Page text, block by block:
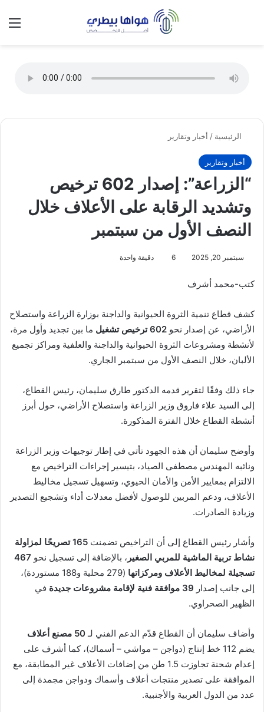
الوضع
الرئيسية / أخبار وتقارير
أخبار وتقارير
“الزراعة”: إصدار 602 ترخيص
وتشديد الرقابة على الأعلاف خلال
النصف الأول من سبتمبر
سبتمبر 20, 2025 6 دقيقة واحدة
كتب-محمد أشرف
كشف قطاع تنمية الثروة الحيوانية والداجنة بوزارة الزراعة واستصلاح
الأراضي، عن إصدار نحو 602 ترخيص تشغيل
ما بين تجديد وأول مرة،
لأنشطة ومشروعات الثروة الحيوانية والداجنة والعلفية ومراكز تجميع
الألبان، خلال النصف الأول من سبتمبر الجاري.
جاء ذلك وفقًا لتقرير قدمه الدكتور طارق سليمان، رئيس القطاع،
إلى السيد علاء فاروق وزير الزراعة واستصلاح الأراضي، حول أبرز
أنشطة القطاع خلال الفترة المذكورة.
وأوضح سليمان أن هذه الجهود تأتي في إطار توجيهات وزير الزراعة
ونائبه المهندس مصطفى الصياد، بتيسير إجراءات التراخيص مع
الالتزام بمعايير الأمن والأمان الحيوي، وتسهيل تسجيل مخاليط
الأعلاف، ودعم المربين للوصول لأفضل معدلات أداء وتشجيع التصدير
وزيادة الصادرات.
وأشار رئيس القطاع إلى أن التراخيص تضمنت
165 تصريحًا لمزاولة
نشاط تربية الماشية للمربي الصغير ، بالإضافة إلى تسجيل نحو 467
تسجيلة لمخاليط الأعلاف ومركزاتها
(279 محلية و188 مستوردة)،
إلى جانب إصدار 39 موافقة فنية لإقامة مشروعات جديدة
في
الظهير الصحراوي.
وأضاف سليمان أن القطاع قدّم الدعم الفني لـ50 مصنع أعلاف
يضم 112 خط إنتاج (دواجن – مواشي – أسماك)، كما أشرف على
إعدام شحنة تجاوزت 1.5 طن من إضافات الأعلاف غير المطابقة، مع
الموافقة على تصدير منتجات أعلاف وأسماك ودواجن مجمدة إلى
عدد من الدول العربية والأجنبية.